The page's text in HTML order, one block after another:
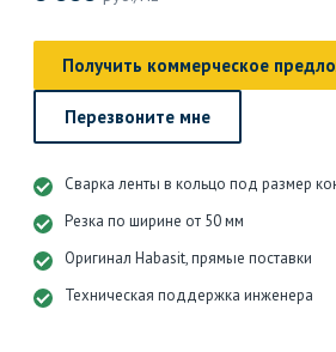
Получить коммерческое
Перезвоните мне
Сварка ленты в кольцо под размер
Резка по ширине от 50 мм
Оригинал Habasit, прямые поставки
Техническая поддержка инженера